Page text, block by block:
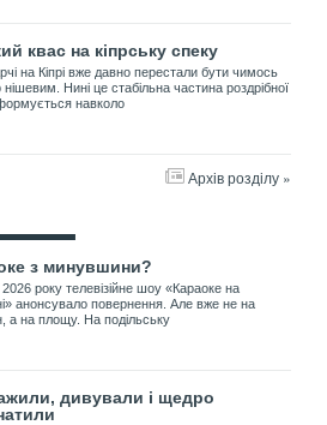
квас на кіпрську спеку
на Кіпрі вже давно перестали бути чимось
нішевим. Нині це стабільна частина роздрібної
формується навколо
Архів розділу »
з минувшини?
2026 року телевізійне шоу «Караоке на
анонсувало повернення. Але вже не на
а на площу. На подільську
дивували і щедро